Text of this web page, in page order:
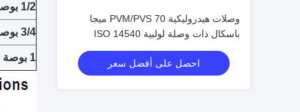
وصلات هيدروليكية PVM/PVS 70 ميجا
باسكال ذات وصلة لولبية ISO 14540
موصلات صمام مخروطي عالي الضغط
احصل على أفضل سعر
1/2 بوصة
3/4 بوصة
1 بوصة